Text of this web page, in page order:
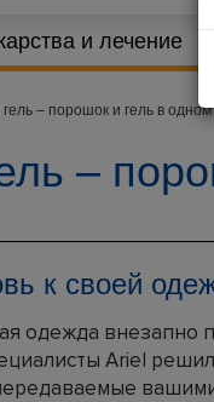
и лечение
– порошок и гель в одном
–
к своей
одежда внезапно
Ariel